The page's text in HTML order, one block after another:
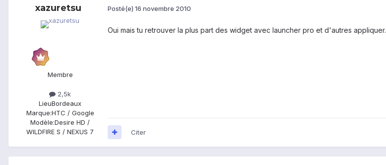
xazuretsu
Membre
2,5k
LieuBordeaux
Marque:HTC / Google
Modèle:Desire HD /
WILDFIRE S / NEXUS 7
Posté(e) 16 novembre 2010
Oui mais tu retrouver la plus part des widget avec launcher pro et d'autres appliquer.
Citer